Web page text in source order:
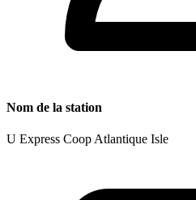
Nom de la station
U Express Coop Atlantique Isle